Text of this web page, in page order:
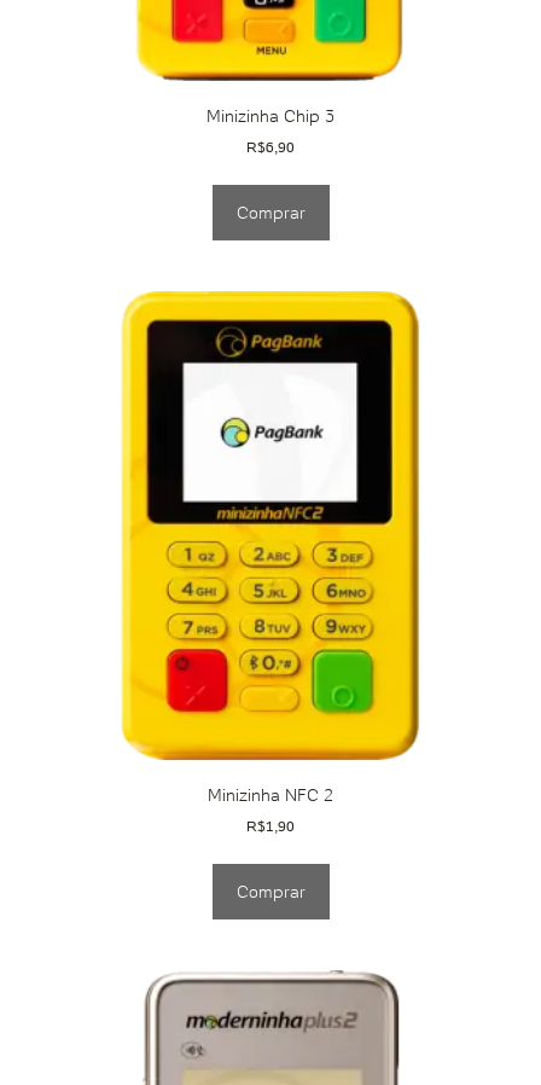
Minizinha Chip 3
R$6,90
Comprar
Minizinha NFC 2
R$1,90
Comprar